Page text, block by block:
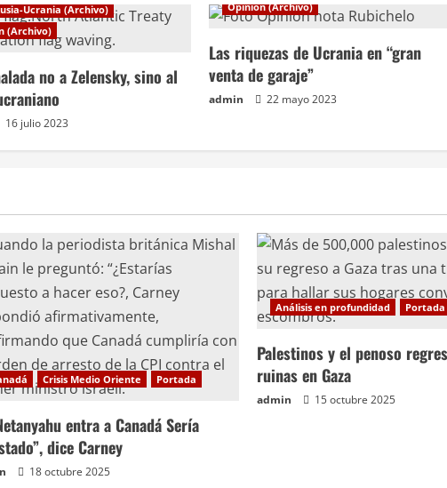
Ucrania (Archivo)
(Archivo)
no a Zelensky, sino al
16 julio 2023
Opinión (Archivo)
Las riquezas de Ucrania en “gran
venta de garaje”
admin 22 mayo 2023
Crisis Medio Oriente Portada
entra a Canadá Sería
dice Carney
18 octubre 2025
Análisis en profundidad Portada
Palestinos y el penoso
ruinas en Gaza
admin 15 octubre 2025